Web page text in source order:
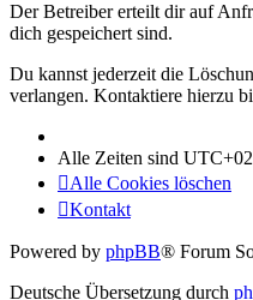
Der Betreiber erteilt dir auf
dich gespeichert sind.
Du kannst jederzeit die
verlangen. Kontaktiere hierzu
Alle Zeiten sind
Alle Cookies löschen
Kontakt
Powered by phpBB® Forum
Deutsche Übersetzung durch